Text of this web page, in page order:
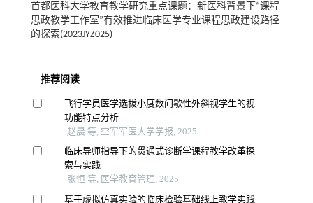
首都医科大学教育教学研究重点课题：新医科背景下“课程
思政教学工作室”有效推进临床医学专业课程思政建设路径
的探索(2023JYZ025)